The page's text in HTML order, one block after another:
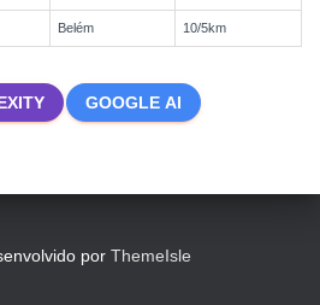
Belém 10/5km
GOOGLE AI
por ThemeIsle